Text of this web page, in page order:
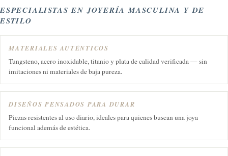
ESPECIALISTAS EN JOYERÍA MASCULINA Y DE
ESTILO
MATERIALES AUTÉNTICOS
Tungsteno, acero inoxidable, titanio y plata de calidad verificada — sin
imitaciones ni materiales de baja pureza.
DISEÑOS PENSADOS PARA DURAR
Piezas resistentes al uso diario, ideales para quienes buscan una joya
funcional además de estética.